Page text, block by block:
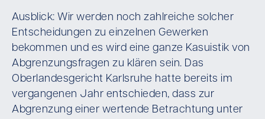
Ausblick: Wir werden noch zahlreiche solcher
Entscheidungen zu einzelnen Gewerken
bekommen und es wird eine ganze Kasuistik von
Abgrenzungsfragen zu klären sein. Das
Oberlandesgericht Karlsruhe hatte bereits im
vergangenen Jahr entschieden, dass zur
Abgrenzung einer wertende Betrachtung unter